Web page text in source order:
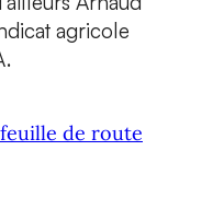
agricole
de route